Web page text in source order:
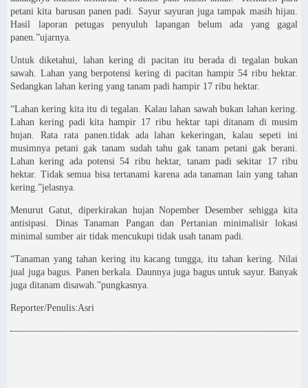
petani kita barusan panen padi. Sayur sayuran juga tampak masih hijau.
Hasil laporan petugas penyuluh lapangan belum ada yang gagal
panen.”ujarnya.
Untuk diketahui, lahan kering di pacitan itu berada di tegalan bukan
sawah. Lahan yang berpotensi kering di pacitan hampir 54 ribu hektar.
Sedangkan lahan kering yang tanam padi hampir 17 ribu hektar.
“Lahan kering kita itu di tegalan. Kalau lahan sawah bukan lahan kering.
Lahan kering padi kita hampir 17 ribu hektar tapi ditanam di musim
hujan. Rata rata panen.tidak ada lahan kekeringan, kalau sepeti ini
musimnya petani gak tanam sudah tahu gak tanam petani gak berani.
Lahan kering ada potensi 54 ribu hektar, tanam padi sekitar 17 ribu
hektar. Tidak semua bisa tertanami karena ada tanaman lain yang tahan
kering.”jelasnya.
Menurut Gatut, diperkirakan hujan Nopember Desember sehigga kita
antisipasi. Dinas Tanaman Pangan dan Pertanian minimalisir lokasi
minimal sumber air tidak mencukupi tidak usah tanam padi.
“Tanaman yang tahan kering itu kacang tungga, itu tahan kering. Nilai
jual juga bagus. Panen berkala. Daunnya juga bagus untuk sayur. Banyak
juga ditanam disawah.”pungkasnya.
Reporter/Penulis:Asri